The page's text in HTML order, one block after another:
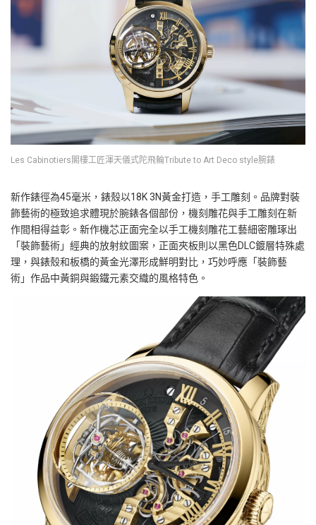
Les Cabinotiers閣樓工匠渾天儀式陀飛輪Tribute to Art Deco style腕錶
新作錶徑為45毫米，錶殼以18K 3N黃金打造，手工雕刻。品牌對裝
飾藝術的極致追求體現於腕錶各個部份，機刻雕花與手工雕刻在新
作間相得益彰。新作機芯正面完全以手工機刻雕花工藝細密雕琢出
「裝飾藝術」經典的放射紋圖案，正面夾板則以黑色DLC鍍層特殊處
理，與錶殼和板橋的黃金光澤形成鮮明對比，巧妙呼應「裝飾藝
術」作品中黃銅與鍛鐵元素交織的風格特色。